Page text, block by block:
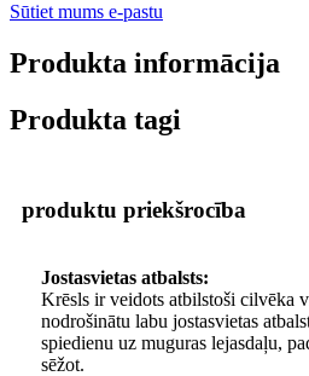
Sūtiet mums e-pastu
Produkta informācija
Produkta tagi
produktu priekšrocība
Jostasvietas atbalsts:
Krēsls ir veidots atbilstoši cilvēka
nodrošinātu labu jostasvietas
spiedienu uz muguras lejasdaļu,
sēžot.